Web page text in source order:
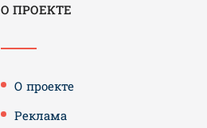
О ПРОЕКТЕ
О проекте
Реклама